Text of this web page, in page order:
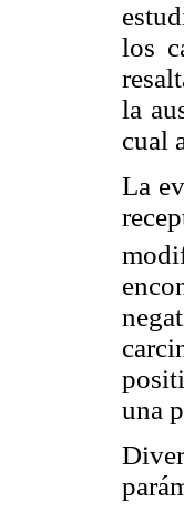
los
la
cual
La
una